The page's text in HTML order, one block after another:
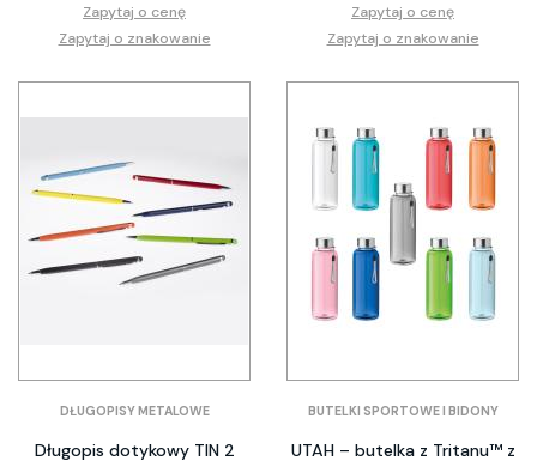
Zapytaj o cenę
Zapytaj o znakowanie
Zapytaj o cenę
Zapytaj o znakowanie
DŁUGOPISY METALOWE
Długopis dotykowy TIN 2
BUTELKI SPORTOWE I BIDONY
UTAH – butelka z Tritanu™ z